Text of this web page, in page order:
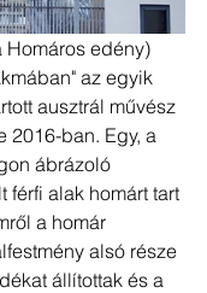
Homáros edény)
az egyik
ausztrál művész
2016-ban. Egy, a
ábrázoló
férfi alak homárt tart
a homár
alsó része
állítottak és a